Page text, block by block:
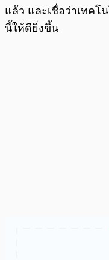
แล้ว และเชื่อว่าเทคโ
นี้ให้ดียิ่งขึ้น